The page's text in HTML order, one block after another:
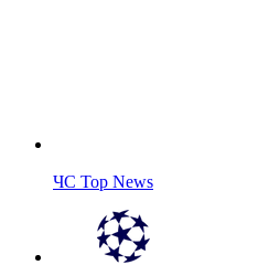
ЧС Top News